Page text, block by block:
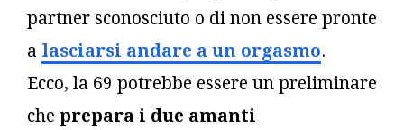
partner sconosciuto o di non essere pronte
a lasciarsi andare a un orgasmo.
Ecco, la 69 potrebbe essere un preliminare
che prepara i due amanti